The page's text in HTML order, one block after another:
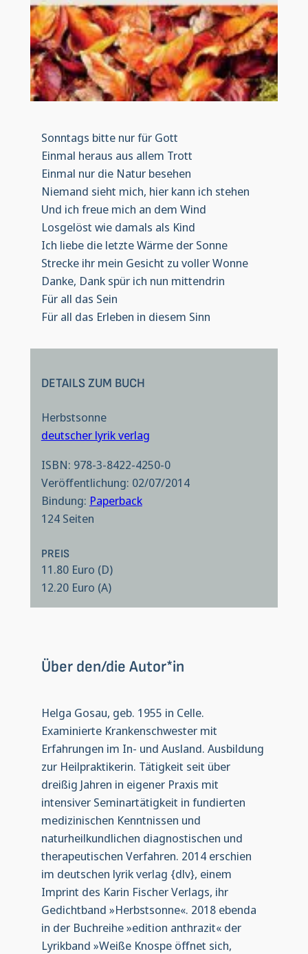
Sonntags bitte nur für Gott
Einmal heraus aus allem Trott
Einmal nur die Natur besehen
Niemand sieht mich, hier kann ich stehen
Und ich freue mich an dem Wind
Losgelöst wie damals als Kind
Ich liebe die letzte Wärme der Sonne
Strecke ihr mein Gesicht zu voller Wonne
Danke, Dank spür ich nun mittendrin
Für all das Sein
Für all das Erleben in diesem Sinn
DETAILS ZUM BUCH
Herbstsonne
deutscher lyrik verlag
ISBN: 978-3-8422-4250-0
Veröffentlichung: 02/07/2014
Bindung: Paperback
124 Seiten
PREIS
11.80 Euro (D)
12.20 Euro (A)
Über den/die Autor*in
Helga Gosau, geb. 1955 in Celle.
Examinierte Krankenschwester mit
Erfahrungen im In- und Ausland. Ausbildung
zur Heilpraktikerin. Tätigkeit seit über
dreißig Jahren in eigener Praxis mit
intensiver Seminartätigkeit in fundierten
medizinischen Kenntnissen und
naturheilkundlichen diagnostischen und
therapeutischen Verfahren. 2014 erschien
im deutschen lyrik verlag {dlv}, einem
Imprint des Karin Fischer Verlags, ihr
Gedichtband »Herbstsonne«. 2018 ebenda
in der Buchreihe »edition anthrazit« der
Lyrikband »Weiße Knospe öffnet sich,